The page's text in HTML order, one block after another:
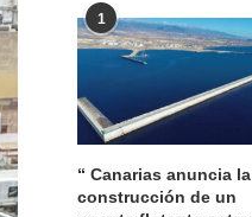
1
“ Canarias anuncia la
construcción de un